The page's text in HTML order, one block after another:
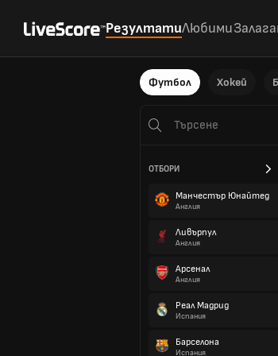
РезултатиЛюбими
Футбол Хокей
ОТБОРИ
Манчестър Юнайтед
Англия
Ливърпул
Англия
Арсенал
Англия
Реал Мадрид
Испания
Барселона
Испания